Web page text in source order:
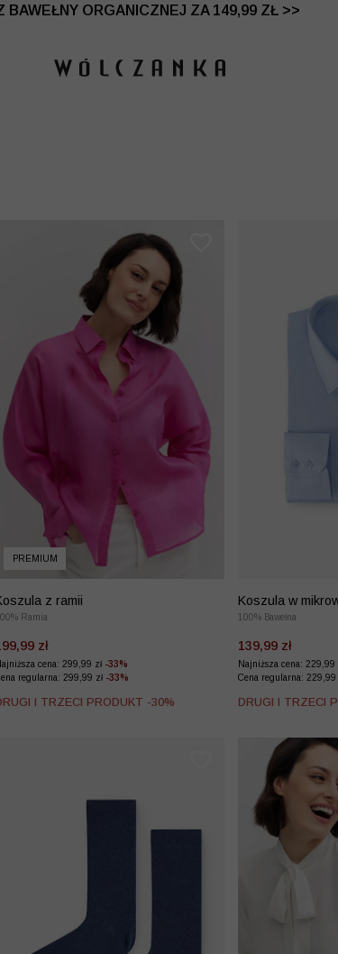
BAWEŁNY ORGANICZNEJ ZA 149,99 ZŁ >>
| DODATKOWE -30% NA DRUGI I TRZECI
PREMIUM
z ramii
100% Ramia
zł
cena: 299,99 zł -33%
regularna: 299,99 zł -33%
I TRZECI PRODUKT -30%
Koszula w
100% Bawełna
139,99 zł
Najniższa cena: 229,99
Cena regularna: 229,99
DRUGI I TRZECI